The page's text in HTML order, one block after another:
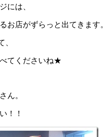
には、
お店がずらっと出てきます。
、
てくださいね★
ん。
！！